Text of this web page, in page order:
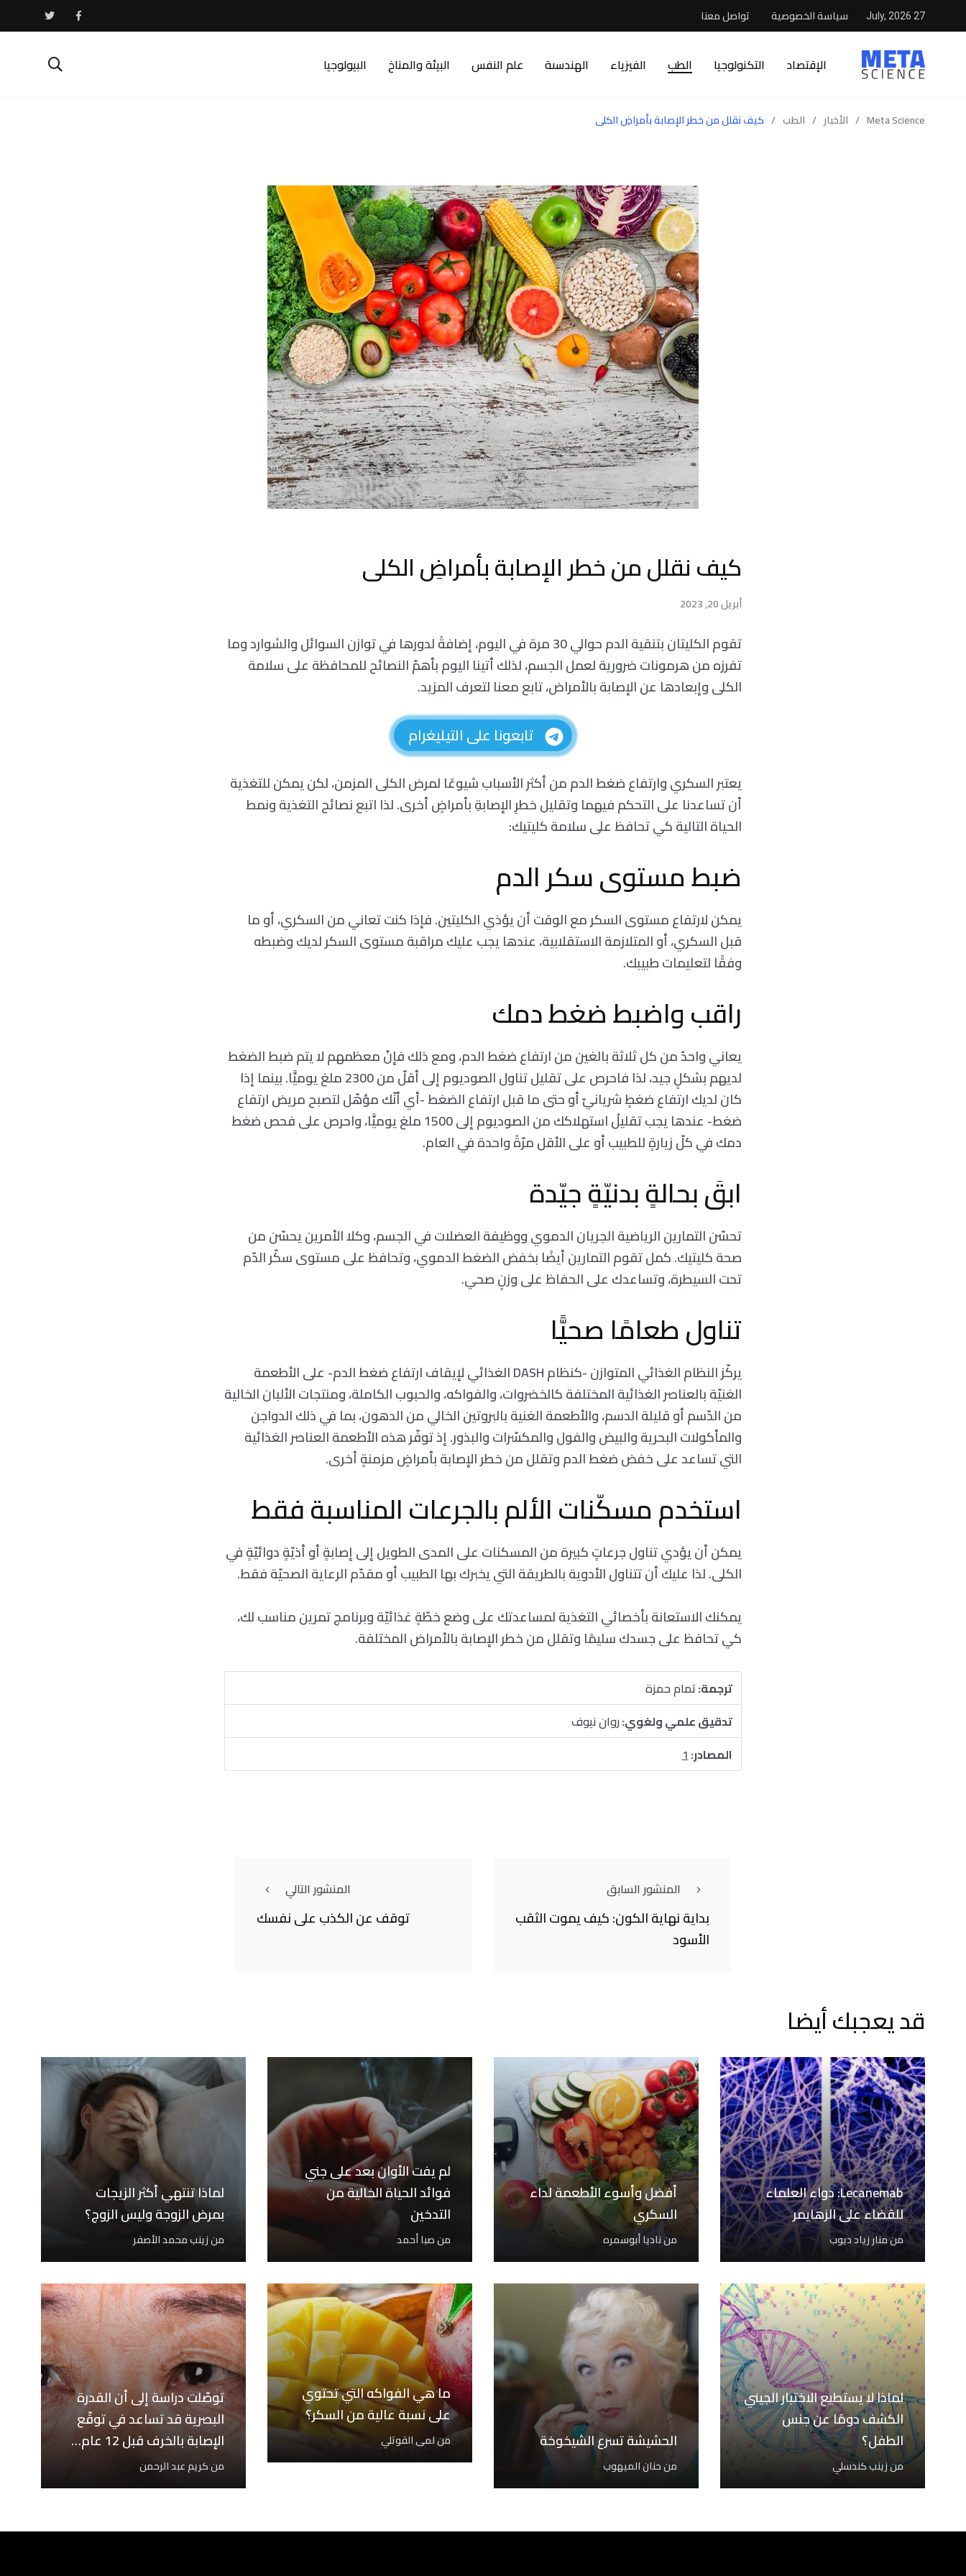
27 July, 2026 سياسة الخصوصية تواصل معنا
الإقتصاد التكنولوجيا الطب الفيزياء الهندسىة علم النفس البيئة والمناخ البيولوجيا
Meta Science
/ الأخبار / الطب / كيف نقلل من خطر الإصابة بأمراضِ الكلى
كيف نقلل من خطر الإصابة بأمراضِ الكلى
أبريل 20, 2023
تقوم الكليتان بتنقية الدم حوالي 30 مرة في اليوم، إضافةً لدورها في توازن السوائل والشوارد وما
تفرزه من هرمونات ضرورية لعمل الجسم، لذلك أتينا اليوم بأهمّ النصائح للمحافظة على سلامة
الكلى وإبعادها عن الإصابة بالأمراض، تابع معنا لتعرف المزيد.
تابعونا على التيليغرام
يعتبر السكري وارتفاع ضغط الدم من أكثر الأسباب شيوعًا لمرض الكلى المزمن، لكن يمكن للتغذية
أن تساعدنا على التحكم فيهما وتقليل خطرِ الإصابةِ بأمراضٍ أخرى. لذا اتبع نصائح التغذية ونمط
الحياة التالية كي تحافظ على سلامة كليتيك:
ضبط مستوى سكر الدم
يمكن لارتفاع مستوى السكر مع الوقت أن يؤذي الكليتين. فإذا كنت تعاني من السكري، أو ما
قبل السكري، أو المتلازمة الاستقلابية، عندها يجب عليك مراقبة مستوى السكر لديك وضبطه
وفقًا لتعليمات طبيبك.
راقب واضبط ضغط دمك
يعاني واحدٌ من كل ثلاثة بالغين من ارتفاع ضغط الدم، ومع ذلك فإنّ معظمهم لا يتم ضبط الضغط
لديهم بشكلٍ جيد، لذا فاحرص على تقليل تناول الصوديوم إلى أقلّ من 2300 ملغ يوميًّا. بينما إذا
كان لديك ارتفاع ضغطٍ شريانيّ أو حتى ما قبل ارتفاع الضغط -أي أنّك مؤهّل لتصبح مريض ارتفاع
ضغط- عندها يجب تقليلُ استهلاكك من الصوديوم إلى 1500 ملغ يوميًّا، واحرص على فحص ضغط
دمك في كلّ زيارةٍ للطبيب أو على الأقل مرّةً واحدة في العام.
ابقَ بحالةٍ بدنيّةٍ جيّدة
تحسّن التمارين الرياضية الجريان الدموي ووظيفة العضلات في الجسم، وكلا الأمرين يحسّن من
صحة كليتيك. كمل تقوم التمارين أيضًا بخفض الضغط الدموي، وتحافظ على مستوى سكّر الدّم
تحت السيطرة، وتساعدك على الحفاظ على وزنٍ صحي.
تناول طعامًا صحيًّا
يركّز النظام الغذائي المتوازن -كنظام DASH الغذائي لإيقاف ارتفاع ضغط الدم- على الأطعمة
الغنيّة بالعناصر الغذائية المختلفة كالخضروات، والفواكه، والحبوب الكاملة، ومنتجات الألبان الخالية
من الدّسم أو قليلة الدسم، والأطعمة الغنية بالبروتين الخالي من الدهون، بما في ذلك الدواجن
والمأكولات البحرية والبيض والفول والمكسّرات والبذور. إذ توفّر هذه الأطعمة العناصر الغذائية
التي تساعد على خفض ضغط الدم وتقلل من خطر الإصابة بأمراضٍ مزمنةٍ أخرى.
استخدم مسكّنات الألم بالجرعات المناسبة فقط
يمكن أن يؤدي تناول جرعاتٍ كبيرة من المسكنات على المدى الطويل إلى إصابةٍ أو أذيّةٍ دوائيّةٍ في
الكلى. لذا عليك أن تتناول الأدوية بالطريقة التي يخبرك بها الطبيب أو مقدّم الرعاية الصحيّة فقط.
يمكنك الاستعانة بأخصائي التغذية لمساعدتك على وضع خطّةٍ غذائيّة وبرنامج تمرين مناسب لك،
كي تحافظ على جسدك سليمًا وتقلل من خطر الإصابة بالأمراض المختلفة.
ترجمة:تمام حمزة
تدقيق علمي ولغوي:روان نيوف
المصادر:1
المنشور السابق
بداية نهاية الكون: كيف يموت الثقب
الأسود
المنشور التالي
توقف عن الكذب على نفسك
قد يعجبك أيضا
Lecanemab: دواء العلماء
للقضاء على الزهايمر
منمنار زياد ديوب
أفضل وأسوء الأطعمة لداء
السكري
منناديا أبوسمره
لم يفت الأوان بعد على جني
فوائد الحياة الخالية من
التدخين
منصبا أحمد
لماذا تنتهي أكثر الزيجات
بمرض الزوجة وليس الزوج؟
منزينب محمد الأصفر
لماذا لا يستطيع الاختبار الجيني
الكشف دومًا عن جنس
الطفل؟
منزينب كندسلي
الحشيشة تسرع الشيخوخة
منحنان الميهوب
ما هي الفواكه التي تحتوي
على نسبة عالية من السكر؟
منلمى القوتلي
توصّلت دراسة إلى أن القدرة
البصرية قد تساعد في توقّع
الإصابة بالخرف قبل 12 عام…
منكريم عبد الرحمن